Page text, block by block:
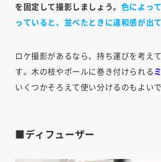
を固定して撮影しましょう。 色によっ
っていると、並べたときに違和感が出
ロケ撮影があるなら、持ち運びを考え
す。木の枝やポールに巻き付けられる
いくつかそろえて使い分けるのもよいで
■ディフューザー